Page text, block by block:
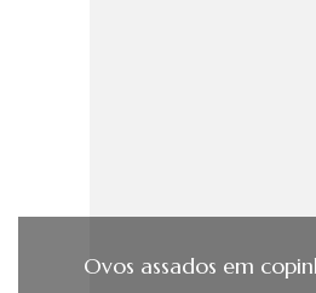
Ovos assados em